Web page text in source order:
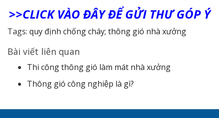
>>CLICK VÀO ĐÂY ĐỂ GỬI THƯ GÓP Ý
Tags: quy định chống cháy; thông gió nhà xưởng
Bài viết liên quan
Thi công thông gió làm mát nhà xưởng
Thông gió công nghiệp là gì?